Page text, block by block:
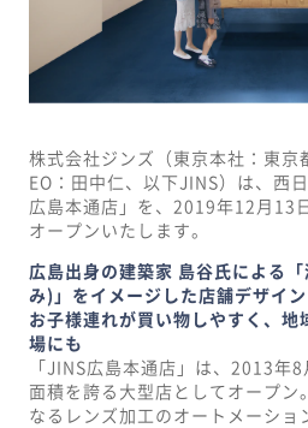
株式会社ジンズ（東京本社：東京
EO：田中仁、以下JINS）は、西
広島本通店」を、2019年12月13
オープンいたします。
広島出身の建築家 島谷氏による
み)」をイメージした店舗デザイン
お子様連れが買い物しやすく、地
場にも
「JINS広島本通店」は、2013年
面積を誇る大型店としてオープン
なるレンズ加工のオートメーショ